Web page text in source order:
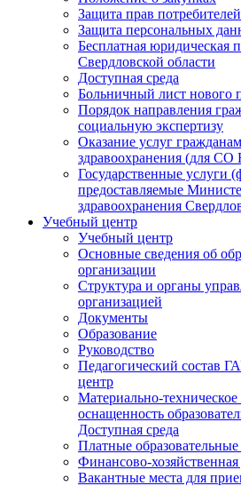
Защита прав потребителей
Защита персональных
Бесплатная юридическая
Свердловской области
Доступная среда
Больничный лист нового
Порядок направления
социальную экспертизу
Оказание услуг
здравоохранения (для
Государственные услуги
предоставляемые
здравоохранения
Учебный центр
Учебный центр
Основные сведения об
организации
Структура и органы
организацией
Документы
Образование
Руководство
Педагогический состав
центр
Материально-техническое
оснащенность
Доступная среда
Платные образовательные
Финансово-хозяйственная
Вакантные места для